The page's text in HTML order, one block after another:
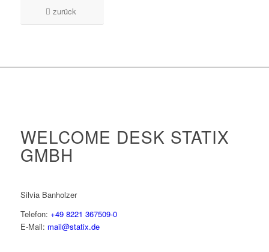
zurück
WELCOME DESK STATIX
GMBH
Silvia Banholzer
Telefon: +49 8221 367509-0
E-Mail: mail@statix.de